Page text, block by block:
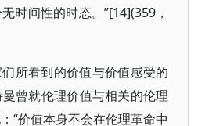
间性的时态。”[14](359，
所看到的价值与价值感受的
曾就伦理价值与相关的伦理
“价值本身不会在伦理革命中